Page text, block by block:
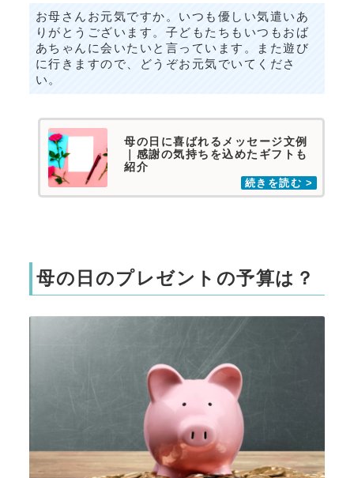
お母さんお元気ですか。いつも優しい気遣いあ
りがとうございます。子どもたちもいつもおば
あちゃんに会いたいと言っています。また遊び
に行きますので、どうぞお元気でいてくださ
い。
母の日に喜ばれるメッセージ文例
｜感謝の気持ちを込めたギフトも
紹介
母の日のプレゼントの予算は？